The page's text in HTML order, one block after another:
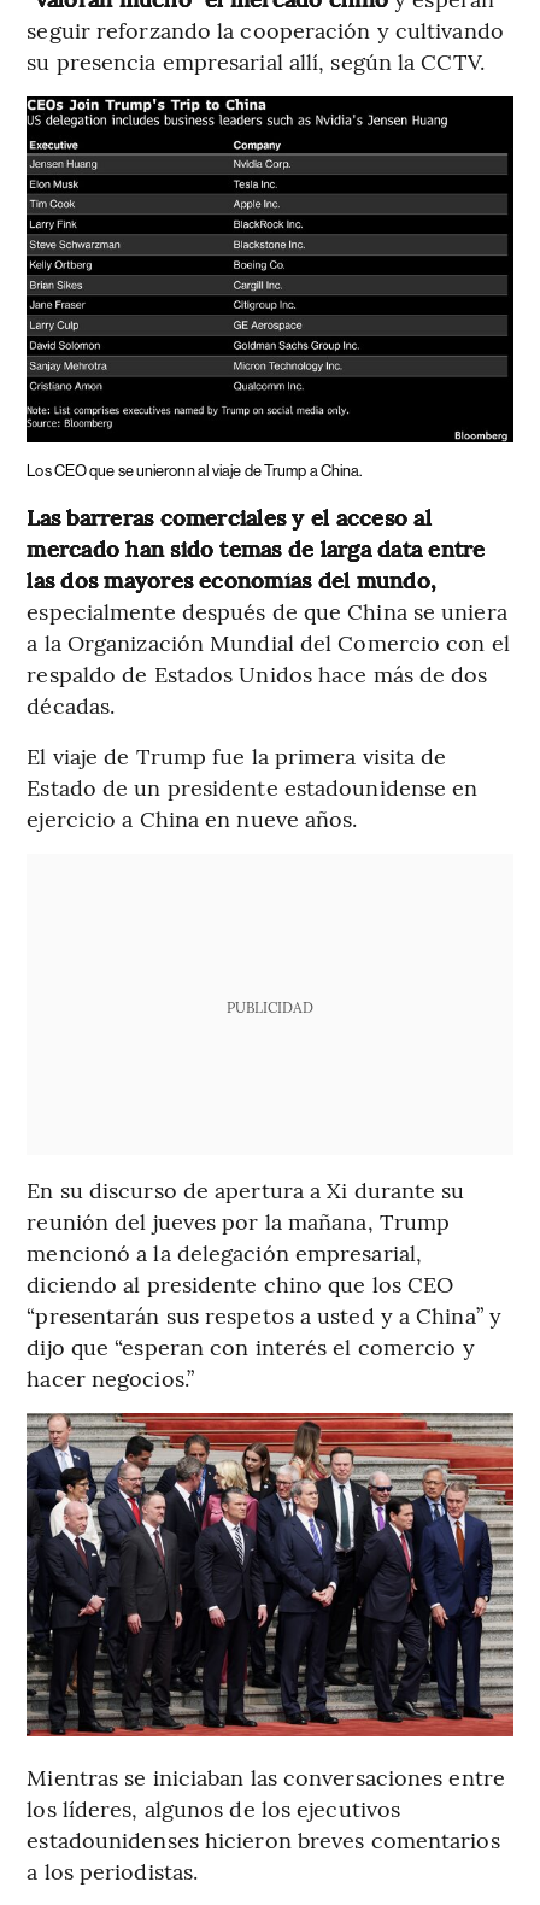
seguir reforzando la cooperación y cultivando
su presencia empresarial allí, según la CCTV.
Los CEO que se unieronn al viaje de Trump a China.
Las barreras comerciales y el acceso al
mercado han sido temas de larga data entre
las dos mayores economías del mundo,
especialmente después de que China se uniera
a la Organización Mundial del Comercio con el
respaldo de Estados Unidos hace más de dos
décadas.
El viaje de Trump fue la primera visita de
Estado de un presidente estadounidense en
ejercicio a China en nueve años.
PUBLICIDAD
En su discurso de apertura a Xi durante su
reunión del jueves por la mañana, Trump
mencionó a la delegación empresarial,
diciendo al presidente chino que los CEO
“presentarán sus respetos a usted y a China” y
dijo que “esperan con interés el comercio y
hacer negocios.”
Mientras se iniciaban las conversaciones entre
los líderes, algunos de los ejecutivos
estadounidenses hicieron breves comentarios
a los periodistas.